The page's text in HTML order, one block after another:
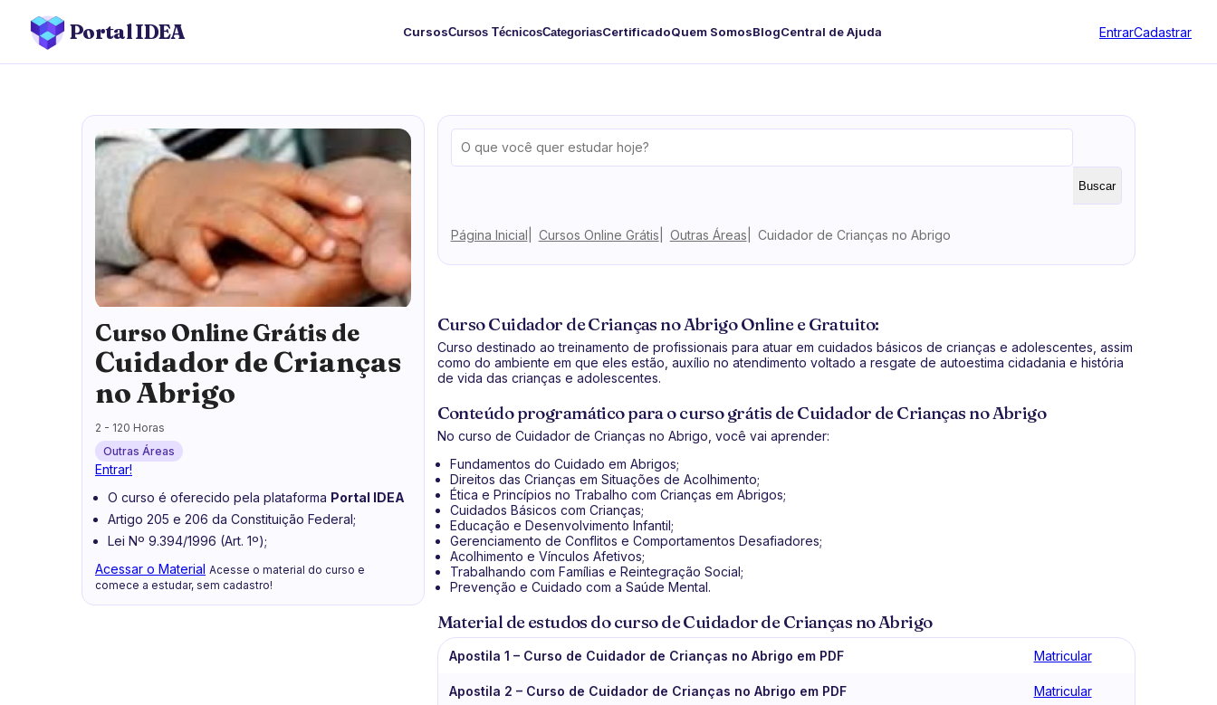
Portal IDEA CursosCursos TécnicosCategoriasCertificadoQuem SomosBlogCentral de Ajuda EntrarCadastrar
Curso Online Grátis de
Cuidador de Crianças
no Abrigo
2 - 120 Horas
Outras Áreas
Entrar!
O curso é oferecido pela plataforma Portal IDEA
Artigo 205 e 206 da Constituição Federal;
Lei Nº 9.394/1996 (Art. 1º);
Acessar o Material Acesse o material do curso e
comece a estudar, sem cadastro!
Buscar
Página Inicial Cursos Online Grátis Outras Áreas Cuidador de Crianças no Abrigo
Curso Cuidador de Crianças no Abrigo Online e Gratuito:
Curso destinado ao treinamento de profissionais para atuar em cuidados básicos de crianças e adolescentes, assim
como do ambiente em que eles estão, auxílio no atendimento voltado a resgate de autoestima cidadania e história
de vida das crianças e adolescentes.
Conteúdo programático para o curso grátis de Cuidador de Crianças no Abrigo
No curso de Cuidador de Crianças no Abrigo, você vai aprender:
Fundamentos do Cuidado em Abrigos;
Direitos das Crianças em Situações de Acolhimento;
Ética e Princípios no Trabalho com Crianças em Abrigos;
Cuidados Básicos com Crianças;
Educação e Desenvolvimento Infantil;
Gerenciamento de Conflitos e Comportamentos Desafiadores;
Acolhimento e Vínculos Afetivos;
Trabalhando com Famílias e Reintegração Social;
Prevenção e Cuidado com a Saúde Mental.
Material de estudos do curso de Cuidador de Crianças no Abrigo
Apostila 1 – Curso de Cuidador de Crianças no Abrigo em PDF Matricular
Apostila 2 – Curso de Cuidador de Crianças no Abrigo em PDF Matricular